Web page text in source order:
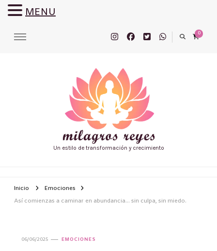
0
Un estilo de transformación y crecimiento
Inicio
Emociones
Así comienzas a caminar en abundancia… sin culpa, sin miedo.
06/06/2025 EMOCIONES
MENU